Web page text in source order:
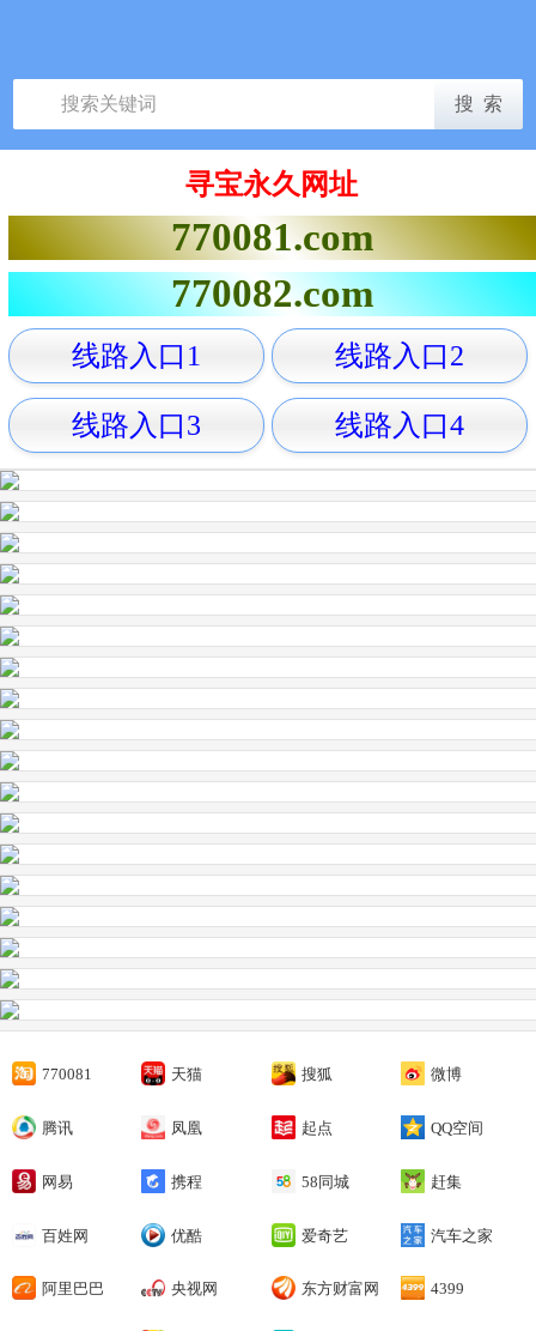
寻宝永久网址
770081.com
770082.com
线路入口1 线路入口2
线路入口3 线路入口4
770081 天猫 搜狐 微博
腾讯 凤凰 起点 QQ空间
网易 携程 58同城 赶集
百姓网 优酷 爱奇艺 汽车之家
阿里巴巴 央视网 东方财富网 4399